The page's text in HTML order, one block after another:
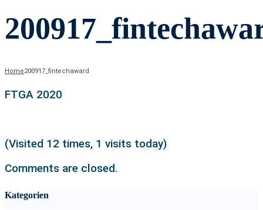
Home200917_fintechaward
FTGA 2020
(Visited 12 times, 1 visits today)
Comments are closed.
Kategorien